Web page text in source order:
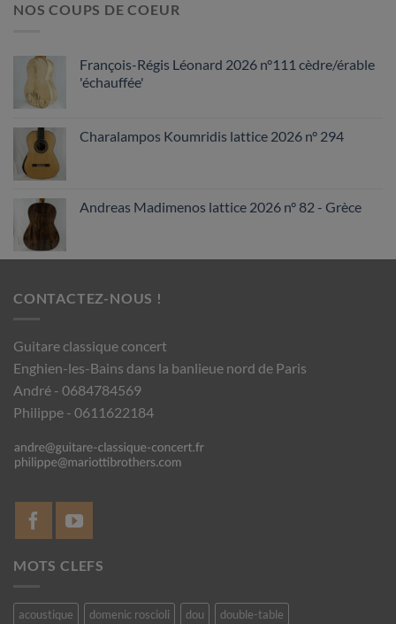
NOS COUPS DE COEUR
François-Régis Léonard 2026 n°111 cèdre/érable
'échauffée'
Charalampos Koumridis lattice 2026 n° 294
Andreas Madimenos lattice 2026 n° 82 - Grèce
CONTACTEZ-NOUS !
Guitare classique concert
Enghien-les-Bains dans la banlieue nord de Paris
André - 0684784569
Philippe - 0611622184
MOTS CLEFS
acoustique domenic roscioli dou
double-table